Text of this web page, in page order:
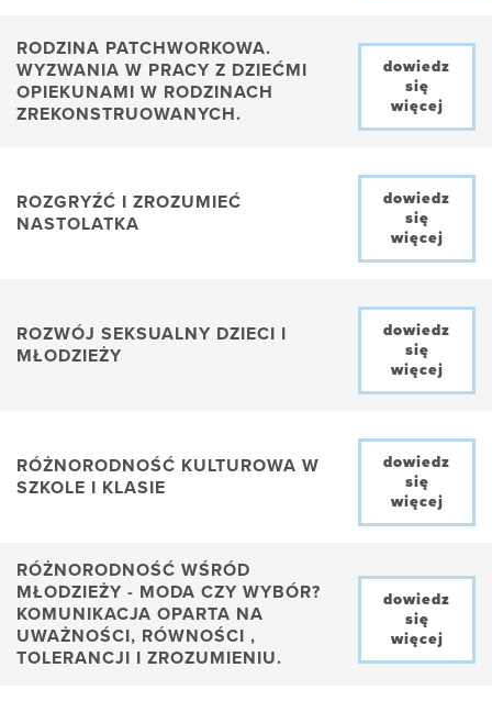
RODZINA PATCHWORKOWA.
WYZWANIA W PRACY Z DZIEĆMI
OPIEKUNAMI W RODZINACH
ZREKONSTRUOWANYCH.
dowiedz
się
więcej
ROZGRYŹĆ I ZROZUMIEĆ
NASTOLATKA
dowiedz
się
więcej
ROZWÓJ SEKSUALNY DZIECI I
MŁODZIEŻY
dowiedz
się
więcej
RÓŻNORODNOŚĆ KULTUROWA W
SZKOLE I KLASIE
dowiedz
się
więcej
RÓŻNORODNOŚĆ WŚRÓD
MŁODZIEŻY - MODA CZY WYBÓR?
KOMUNIKACJA OPARTA NA
UWAŻNOŚCI, RÓWNOŚCI ,
TOLERANCJI I ZROZUMIENIU.
dowiedz
się
więcej